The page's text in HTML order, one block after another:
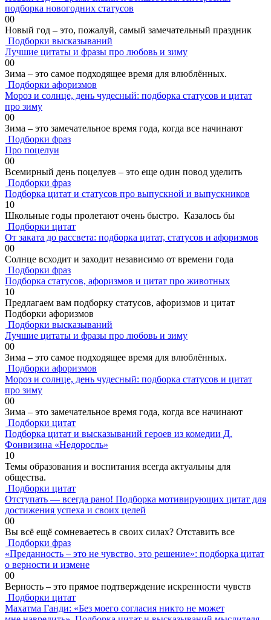
подборка новогодних статусов
00
Новый год – это, пожалуй, самый замечательный праздник
Подборки высказываний
Лучшие цитаты и фразы про любовь и зиму
00
Зима – это самое подходящее время для влюблённых.
Подборки афоризмов
Мороз и солнце, день чудесный: подборка статусов и цитат
про зиму
00
Зима – это замечательное время года, когда все начинают
Подборки фраз
Про поцелуи
00
Всемирный день поцелуев – это еще один повод уделить
Подборки фраз
Подборка цитат и статусов про выпускной и выпускников
10
Школьные годы пролетают очень быстро. Казалось бы
Подборки цитат
От заката до рассвета: подборка цитат, статусов и афоризмов
00
Солнце всходит и заходит независимо от времени года
Подборки фраз
Подборка статусов, афоризмов и цитат про животных
10
Предлагаем вам подборку статусов, афоризмов и цитат
Подборки афоризмов
Подборки высказываний
Лучшие цитаты и фразы про любовь и зиму
00
Зима – это самое подходящее время для влюблённых.
Подборки афоризмов
Мороз и солнце, день чудесный: подборка статусов и цитат
про зиму
00
Зима – это замечательное время года, когда все начинают
Подборки цитат
Подборка цитат и высказываний героев из комедии Д.
Фонвизина «Недоросль»
10
Темы образования и воспитания всегда актуальны для
общества.
Подборки цитат
Отступать — всегда рано! Подборка мотивирующих цитат для
достижения успеха и своих целей
00
Вы всё ещё сомневаетесь в своих силах? Отставить все
Подборки фраз
«Преданность – это не чувство, это решение»: подборка цитат
о верности и измене
00
Верность – это прямое подтверждение искренности чувств
Подборки цитат
Махатма Ганди: «Без моего согласия никто не может